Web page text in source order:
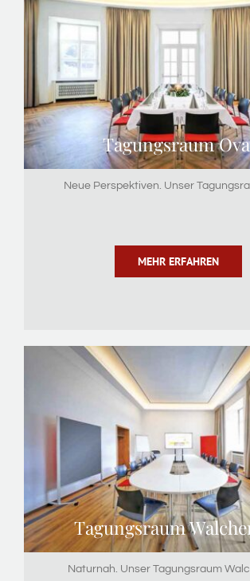
Tagungsraum
Neue Perspektiven. Unser
MEHR ERFAHREN
Tagungsraum
Naturnah. Unser Tagungsraum